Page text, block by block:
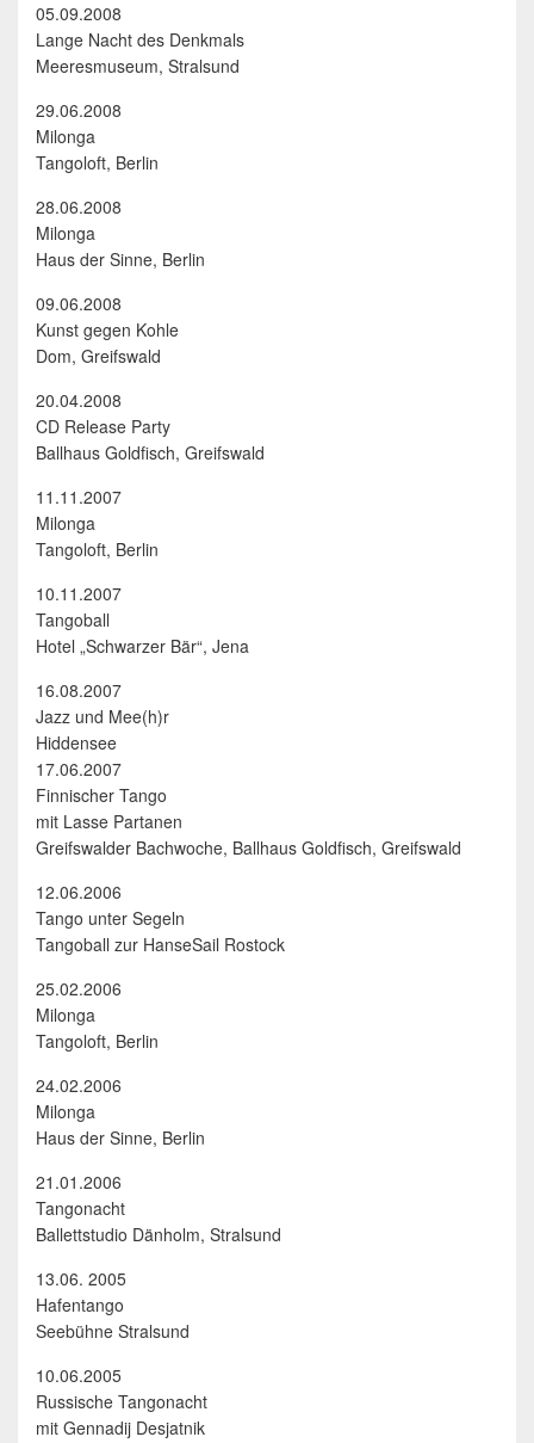
05.09.2008
Lange Nacht des Denkmals
Meeresmuseum, Stralsund
29.06.2008
Milonga
Tangoloft, Berlin
28.06.2008
Milonga
Haus der Sinne, Berlin
09.06.2008
Kunst gegen Kohle
Dom, Greifswald
20.04.2008
CD Release Party
Ballhaus Goldfisch, Greifswald
11.11.2007
Milonga
Tangoloft, Berlin
10.11.2007
Tangoball
Hotel „Schwarzer Bär“, Jena
16.08.2007
Jazz und Mee(h)r
Hiddensee
17.06.2007
Finnischer Tango
mit Lasse Partanen
Greifswalder Bachwoche, Ballhaus Goldfisch, Greifswald
12.06.2006
Tango unter Segeln
Tangoball zur HanseSail Rostock
25.02.2006
Milonga
Tangoloft, Berlin
24.02.2006
Milonga
Haus der Sinne, Berlin
21.01.2006
Tangonacht
Ballettstudio Dänholm, Stralsund
13.06. 2005
Hafentango
Seebühne Stralsund
10.06.2005
Russische Tangonacht
mit Gennadij Desjatnik